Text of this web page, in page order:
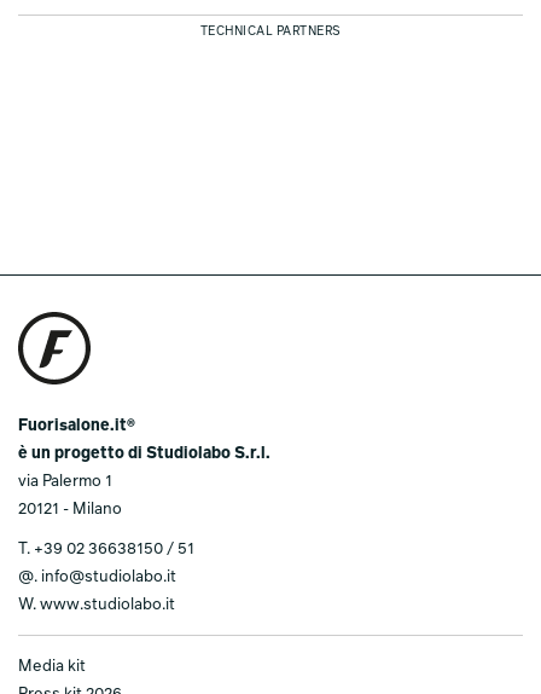
TECHNICAL PARTNERS
Fuorisalone.it®
è un progetto di Studiolabo S.r.l.
via Palermo 1
20121 - Milano
T. +39 02 36638150 / 51
@. info@studiolabo.it
W. www.studiolabo.it
Media kit